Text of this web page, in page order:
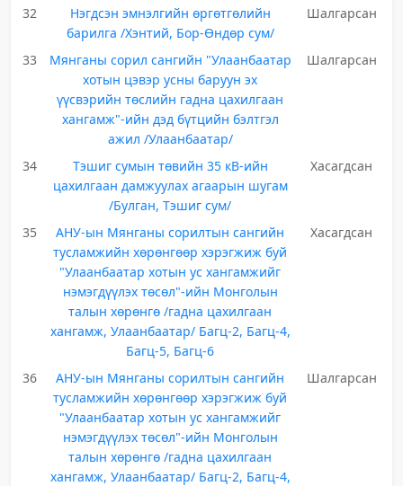
32
Нэгдсэн эмнэлгийн өргөтгөлийн
барилга /Хэнтий, Бор-Өндөр сум/
Шалгарсан
33
Мянганы сорил сангийн "Улаанбаатар
хотын цэвэр усны баруун эх
үүсвэрийн төслийн гадна цахилгаан
хангамж"-ийн дэд бүтцийн бэлтгэл
ажил /Улаанбаатар/
Шалгарсан
34
Тэшиг сумын төвийн 35 кВ-ийн
цахилгаан дамжуулах агаарын шугам
/Булган, Тэшиг сум/
Хасагдсан
35
АНУ-ын Мянганы сорилтын сангийн
тусламжийн хөрөнгөөр хэрэгжиж буй
"Улаанбаатар хотын ус хангамжийг
нэмэгдүүлэх төсөл"-ийн Монголын
талын хөрөнгө /гадна цахилгаан
хангамж, Улаанбаатар/ Багц-2, Багц-4,
Багц-5, Багц-6
Хасагдсан
36
АНУ-ын Мянганы сорилтын сангийн
тусламжийн хөрөнгөөр хэрэгжиж буй
"Улаанбаатар хотын ус хангамжийг
нэмэгдүүлэх төсөл"-ийн Монголын
талын хөрөнгө /гадна цахилгаан
хангамж, Улаанбаатар/ Багц-2, Багц-4,
Шалгарсан